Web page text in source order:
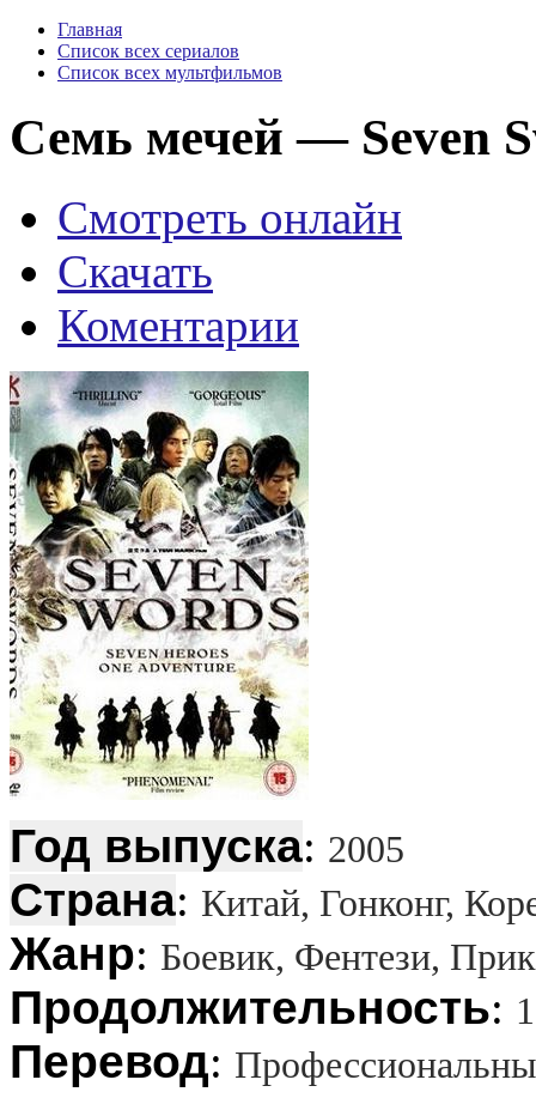
Главная
Список всех сериалов
Список всех мультфильмов
Семь мечей — Seven
Смотреть онлайн
Скачать
Коментарии
Год выпуска: 2005
Страна: Китай, Гонконг,
Жанр: Боевик, Фентези,
Продолжительность:
Перевод: